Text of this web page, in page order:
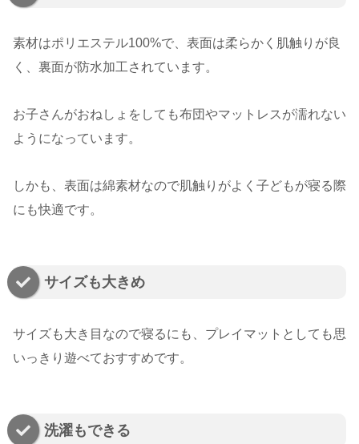
素材はポリエステル100%で、表面は柔らかく肌触りが良
く、裏面が防水加工されています。
お子さんがおねしょをしても布団やマットレスが濡れない
ようになっています。
しかも、表面は綿素材なので肌触りがよく子どもが寝る際
にも快適です。
サイズも大きめ
サイズも大き目なので寝るにも、プレイマットとしても思
いっきり遊べておすすめです。
洗濯もできる